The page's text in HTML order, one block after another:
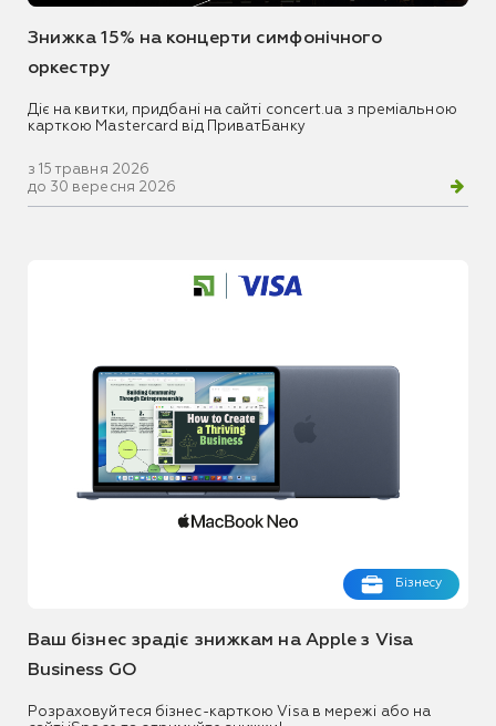
Знижка 15% на концерти симфонічного
оркестру
Діє на квитки, придбані на сайті concert.ua з преміальною
карткою Mastercard від ПриватБанку
з 15 травня 2026
до 30 вересня 2026
Бізнесу
Ваш бізнес зрадіє знижкам на Apple з Visa
Business GO
Розраховуйтеся бізнес-карткою Visa в мережі або на